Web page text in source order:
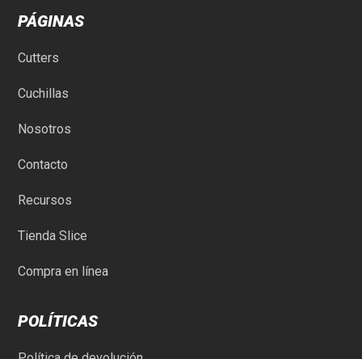
PÁGINAS
Cutters
Cuchillas
Nosotros
Contacto
Recursos
Tienda Slice
Compra en línea
POLÍTICAS